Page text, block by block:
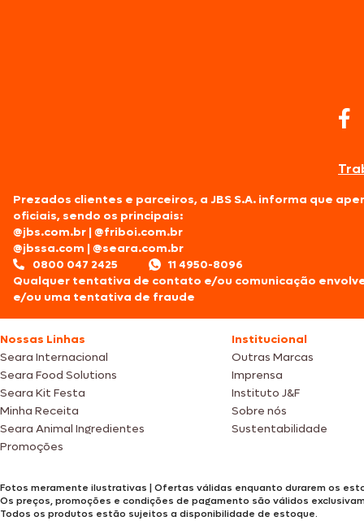
Prezados clientes e parceiros, a JBS S.A. informa que
oficiais, sendo os principais:
@jbs.com.br |@friboi.com.br
@jbssa.com |@seara.com.br
0800 047 2425
11 4950-8096
Qualquer tentativa de contato e/ou comunicação
e/ou uma tentativa de fraude
Nossas Linhas
Seara Internacional
Seara Food Solutions
Seara Kit Festa
Minha Receita
Seara Animal Ingredientes
Promoções
Institucional
Outras Marcas
Imprensa
Instituto J&F
Sobre nós
Sustentabilidade
Fotos meramente ilustrativas | Ofertas válidas enquanto durarem os
Os preços, promoções e condições de pagamento são válidos
Todos os produtos estão sujeitos a disponibilidade de estoque.